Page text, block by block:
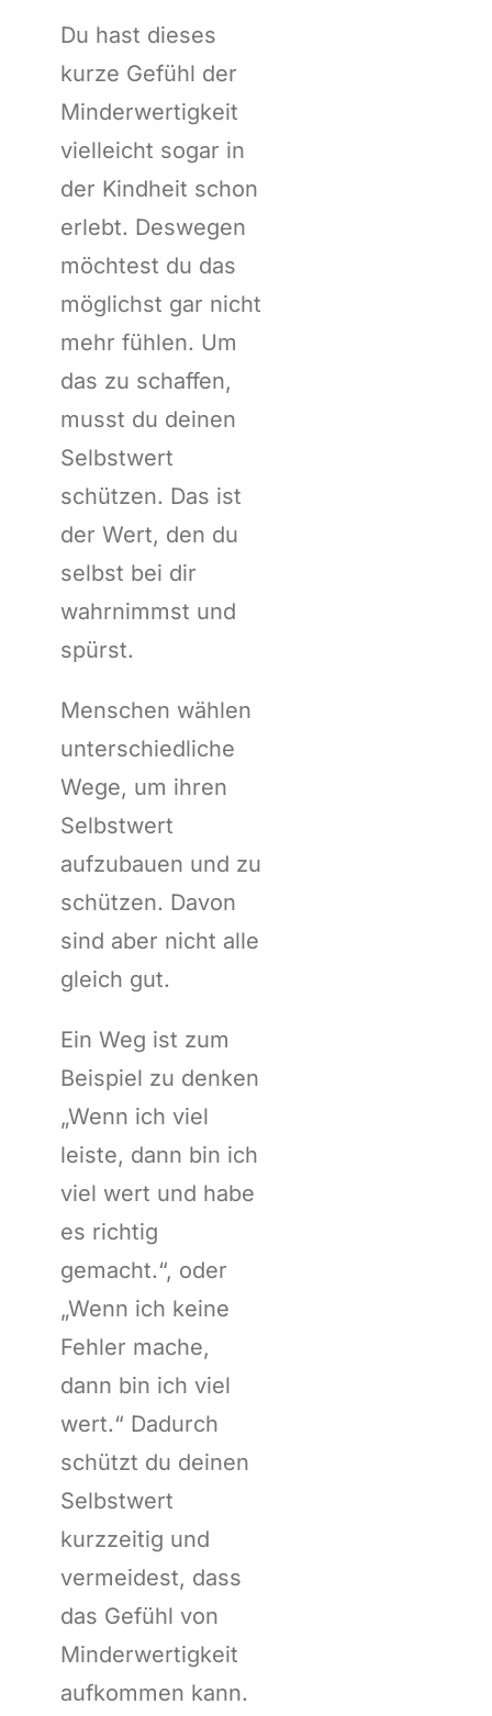
Du hast dieses
kurze Gefühl der
Minderwertigkeit
vielleicht sogar in
der Kindheit schon
erlebt. Deswegen
möchtest du das
möglichst gar nicht
mehr fühlen. Um
das zu schaffen,
musst du deinen
Selbstwert
schützen. Das ist
der Wert, den du
selbst bei dir
wahrnimmst und
spürst.
Menschen wählen
unterschiedliche
Wege, um ihren
Selbstwert
aufzubauen und zu
schützen. Davon
sind aber nicht alle
gleich gut.
Ein Weg ist zum
Beispiel zu denken
„Wenn ich viel
leiste, dann bin ich
viel wert und habe
es richtig
gemacht.“, oder
„Wenn ich keine
Fehler mache,
dann bin ich viel
wert.“ Dadurch
schützt du deinen
Selbstwert
kurzzeitig und
vermeidest, dass
das Gefühl von
Minderwertigkeit
aufkommen kann.